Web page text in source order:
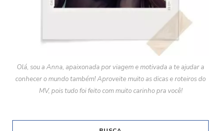
Olá, sou a Anna, apaixonada por viagem e motivada a te ajudar a
conhecer o mundo também! Aproveite muito as dicas e roteiros do
MV, pois tudo foi feito com muito carinho pra você!